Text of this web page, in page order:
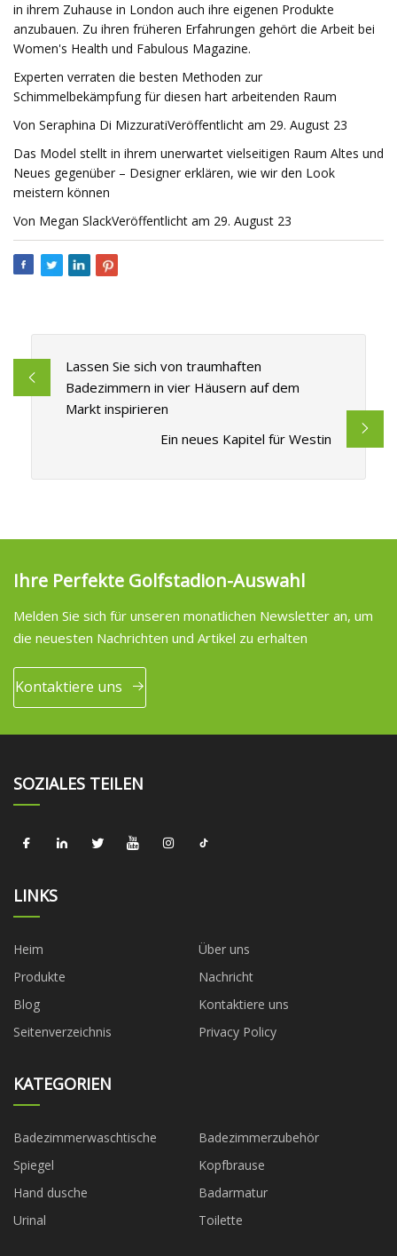
in ihrem Zuhause in London auch ihre eigenen Produkte
anzubauen. Zu ihren früheren Erfahrungen gehört die Arbeit bei
Women's Health und Fabulous Magazine.
Experten verraten die besten Methoden zur
Schimmelbekämpfung für diesen hart arbeitenden Raum
Von Seraphina Di MizzuratiVeröffentlicht am 29. August 23
Das Model stellt in ihrem unerwartet vielseitigen Raum Altes und
Neues gegenüber – Designer erklären, wie wir den Look
meistern können
Von Megan SlackVeröffentlicht am 29. August 23
Lassen Sie sich von traumhaften
Badezimmern in vier Häusern auf dem
Markt inspirieren
Ein neues Kapitel für Westin
Ihre Perfekte Golfstadion-Auswahl
Melden Sie sich für unseren monatlichen Newsletter an, um
die neuesten Nachrichten und Artikel zu erhalten
Kontaktiere uns
SOZIALES TEILEN
LINKS
Heim
Über uns
Produkte
Nachricht
Blog
Kontaktiere uns
Seitenverzeichnis
Privacy Policy
KATEGORIEN
Badezimmerwaschtische
Badezimmerzubehör
Spiegel
Kopfbrause
Hand dusche
Badarmatur
Urinal
Toilette